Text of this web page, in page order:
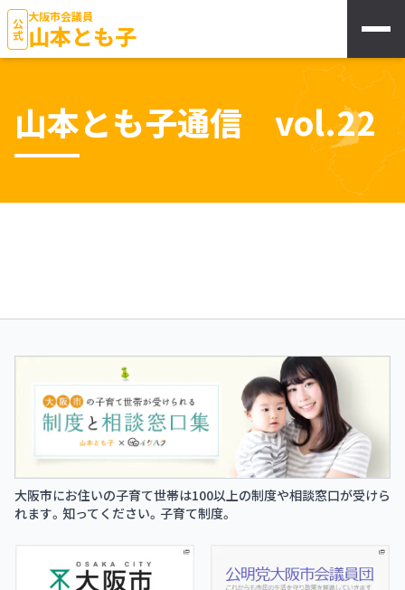
公式
大阪市会議員
山本とも子
山本とも子通信 vol.22
大阪市にお住いの子育て世帯は100以上の制度や相談窓口が受けら
れます。知ってください。子育て制度。